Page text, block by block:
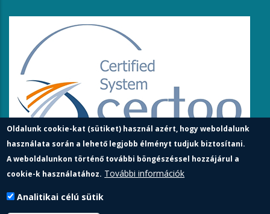
Oldalunk cookie-kat (sütiket) használ azért, hogy weboldalunk
használata során a lehető legjobb élményt tudjuk biztosítani.
A weboldalunkon történő további böngészéssel hozzájárul a
cookie-k használatához. További információk
Analitikai célú sütik